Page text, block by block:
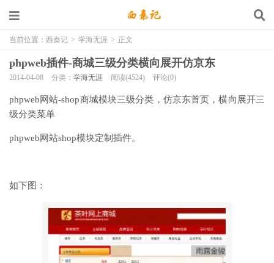
当前位置： 西秦记 > 学海无涯 > 正文
phpweb插件-商城三级分类横向展开仿京东
2014-04-08 分类： 学海无涯 阅读(4524) 评论(0)
phpweb网站-shop商城模块三级分类，仿京东首页，横向展开三
级分类菜单
phpweb网站shop模块定制插件。
如下图：